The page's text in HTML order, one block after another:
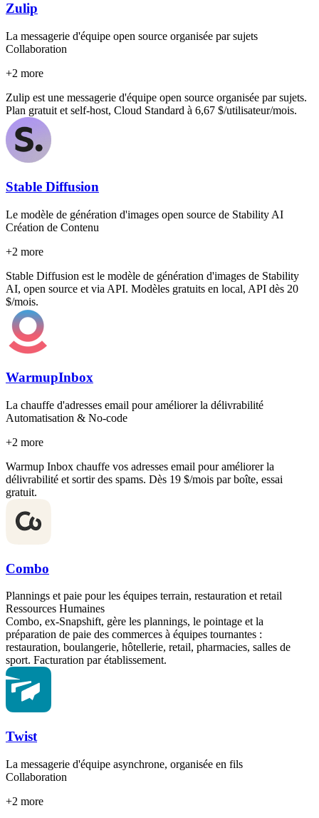
Zulip
La messagerie d'équipe open source organisée par sujets
Collaboration
+2 more
Zulip est une messagerie d'équipe open source organisée par sujets.
Plan gratuit et self-host, Cloud Standard à 6,67 $/utilisateur/mois.
Stable Diffusion
Le modèle de génération d'images open source de Stability AI
Création de Contenu
+2 more
Stable Diffusion est le modèle de génération d'images de Stability
AI, open source et via API. Modèles gratuits en local, API dès 20
$/mois.
WarmupInbox
La chauffe d'adresses email pour améliorer la délivrabilité
Automatisation & No-code
+2 more
Warmup Inbox chauffe vos adresses email pour améliorer la
délivrabilité et sortir des spams. Dès 19 $/mois par boîte, essai
gratuit.
Combo
Plannings et paie pour les équipes terrain, restauration et retail
Ressources Humaines
Combo, ex-Snapshift, gère les plannings, le pointage et la
préparation de paie des commerces à équipes tournantes :
restauration, boulangerie, hôtellerie, retail, pharmacies, salles de
sport. Facturation par établissement.
Twist
La messagerie d'équipe asynchrone, organisée en fils
Collaboration
+2 more